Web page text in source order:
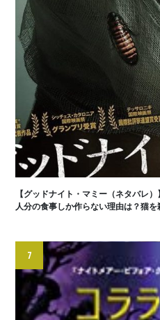
【グッドナイト・マミー（ネタバレ
人分の食事しか作らない理由は？猫
7